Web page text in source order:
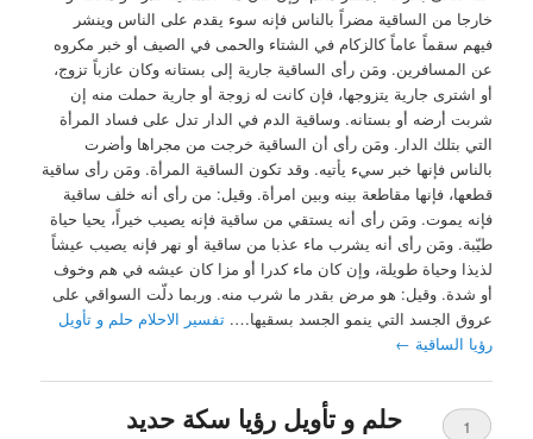
خارجا من الساقية مضراً بالناس فإنه سوء يقدم على الناس وينشر
فيهم سقماً عاماً كالزكام في الشتاء والحمى في الصيف أو خبر مكروه
عن المسافرين. ومَن رأى الساقية جارية إلى بستانه وكان عازباً تزوج،
أو اشترى جارية يتزوجها، فإن كانت له زوجة أو جارية حملت منه إن
شربت أرضه أو بستانه. وساقية الدم في الدار تدل على فساد المرأة
التي بتلك الدار. ومَن رأى أن الساقية خرجت من مجراها وأضرت
بالناس فإنها خبر سيء يأتيه. وقد تكون الساقية المرأة. ومَن رأى ساقية
قطعها، فإنها مقاطعة بينه وبين امرأة. وقيل: من رأى أنه خلف ساقية
فإنه يموت. ومَن رأى أنه يستقي من ساقية فإنه يصيب خيراً، يحيا حياة
طيّبة. ومَن رأى أنه يشرب ماء عذبا من ساقية أو نهر فإنه يصيب عيشاً
لذيذا وحياة طويلة، وإن كان ماء كدرا أو مزا كان عيشه في هم وخوف
أو شدة. وقيل: هو مرض بقدر ما شرب منه. وربما دلّت السواقي على
عروق الجسد التي ينمو الجسد بسقيها….تفسير الاحلام حلم و تأويل
رؤيا الساقية ←
حلم و تأويل رؤيا سكة حديد
1